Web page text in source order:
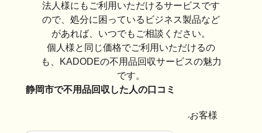
法人様にもご利用いただけるサービスです
ので、処分に困っているビジネス製品など
があれば、いつでもご相談ください。
個人様と同じ価格でご利用いただけるの
も、KADODEの不用品回収サービスの魅力
です。
静岡市で不用品回収した人の口コミ